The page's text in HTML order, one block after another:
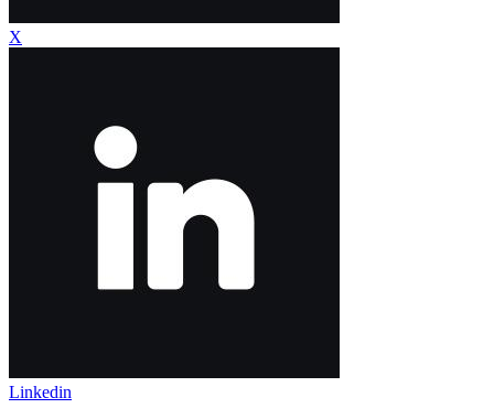
X
Linkedin